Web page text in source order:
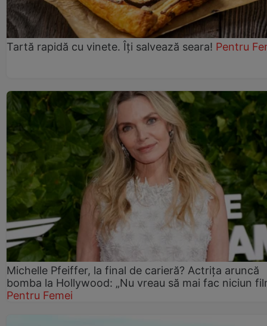
Tartă rapidă cu vinete. Îți salvează seara! Pentru
Michelle Pfeiffer, la final de carieră? Actrița aruncă
bomba la Hollywood: „Nu vreau să mai fac niciun
Pentru Femei